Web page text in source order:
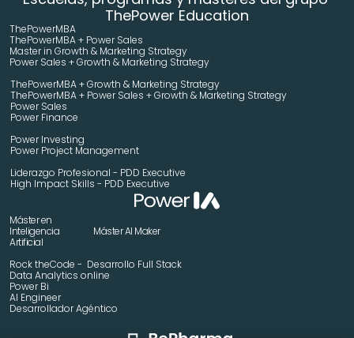
ThePower Education
ThePowerMBA
ThePowerMBA + Power Sales
Master in Growth & Marketing Strategy
Power Sales + Growth & Marketing Strategy
ThePowerMBA + Growth & Marketing Strategy
ThePowerMBA + Power Sales + Growth & Marketing Strategy
Power Sales
Power Finance
Power Investing
Power Project Management
Liderazgo Profesional - PDD Executive
High Impact Skills - PDD Executive
Máster en
Inteligencia
Artificial
Máster AI Maker
Rock theCode -  Desarrollo Full Stack
Data Analytics online
Power Bi
AI Engineer
Desarrollador Agéntico